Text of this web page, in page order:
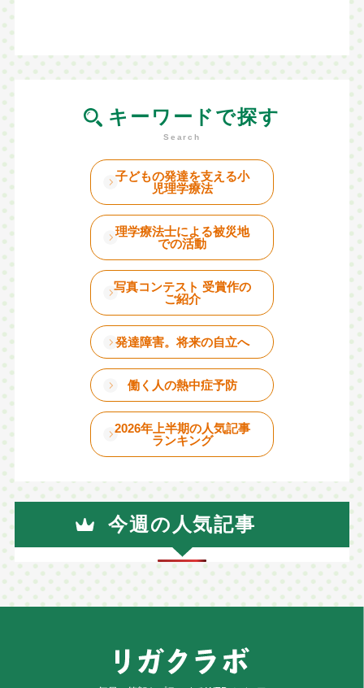
キーワードで探す
子どもの発達を支える小
児理学療法
理学療法士による被災地
での活動
写真コンテスト 受賞作の
ご紹介
発達障害。将来の自立へ
働く人の熱中症予防
2026年上半期の人気記事
ランキング
今週の人気記事